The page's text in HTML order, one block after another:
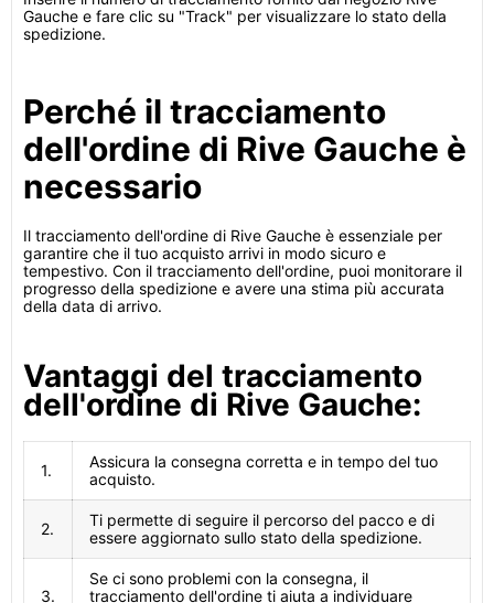
Gauche e fare clic su "Track" per visualizzare lo stato della
spedizione.
Perché il tracciamento
dell'ordine di Rive Gauche è
necessario
Il tracciamento dell'ordine di Rive Gauche è essenziale per
garantire che il tuo acquisto arrivi in modo sicuro e
tempestivo. Con il tracciamento dell'ordine, puoi monitorare il
progresso della spedizione e avere una stima più accurata
della data di arrivo.
Vantaggi del tracciamento
dell'ordine di Rive Gauche:
1.
Assicura la consegna corretta e in tempo del tuo
acquisto.
2.
Ti permette di seguire il percorso del pacco e di
essere aggiornato sullo stato della spedizione.
3.
Se ci sono problemi con la consegna, il
tracciamento dell'ordine ti aiuta a individuare